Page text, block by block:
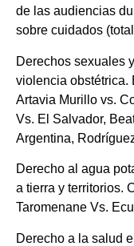
de las audiencias
sobre cuidados
Derechos sexuales
violencia obstétrica.
Artavia Murillo vs.
Vs. El Salvador,
Argentina,
Derecho al agua
a tierra y territorios.
Taromenane Vs.
Derecho a la salud